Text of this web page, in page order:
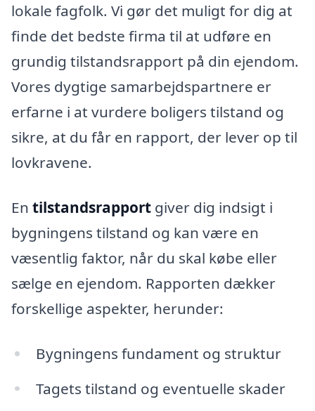
lokale fagfolk. Vi gør det muligt for dig at
finde det bedste firma til at udføre en
grundig tilstandsrapport på din ejendom.
Vores dygtige samarbejdspartnere er
erfarne i at vurdere boligers tilstand og
sikre, at du får en rapport, der lever op til
lovkravene.
En tilstandsrapport giver dig indsigt i
bygningens tilstand og kan være en
væsentlig faktor, når du skal købe eller
sælge en ejendom. Rapporten dækker
forskellige aspekter, herunder:
Bygningens fundament og struktur
Tagets tilstand og eventuelle skader